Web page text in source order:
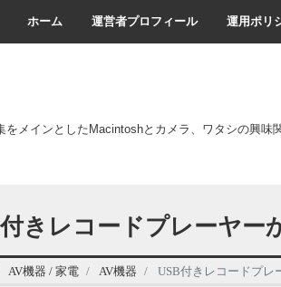
ホーム 運営者プロフィール 運用ポリ
をメインとしたMacintoshとカメラ、ワタシの興
きレコードプレーヤー
AV機器 / 家電 AV機器 USB付きレコードプレ